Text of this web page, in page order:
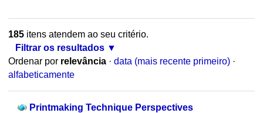
185itens atendem ao seu critério.
Filtrar os resultados
Ordenar por relevância · data (mais recente primeiro) ·
alfabeticamente
Printmaking Technique Perspectives